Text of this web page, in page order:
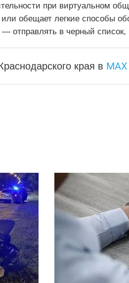
при виртуальном
обещает легкие способы
отправлять в черный список,
края в MAX